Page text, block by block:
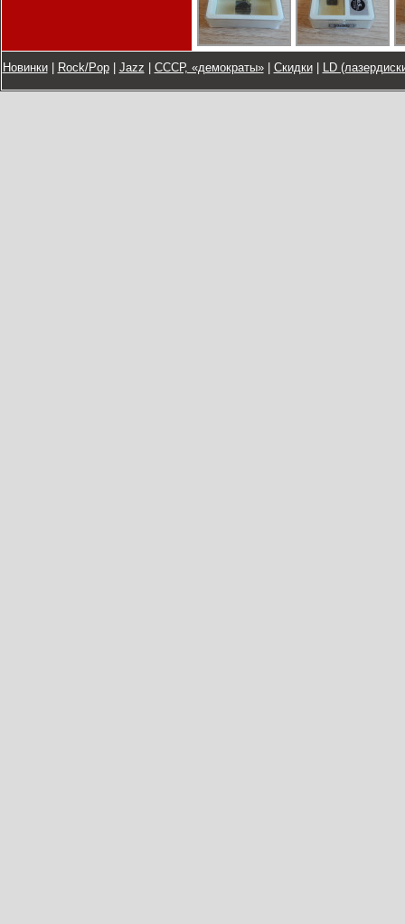
Новинки| Rock/Pop| Jazz СССР, «демократы»| Скидки| LD